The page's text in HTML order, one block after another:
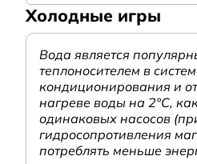
Холодные игры
Вода является
теплоносителем в
кондиционирования и
нагреве воды на 2°С,
одинаковых насосов
гидросопротивления
потреблять меньше